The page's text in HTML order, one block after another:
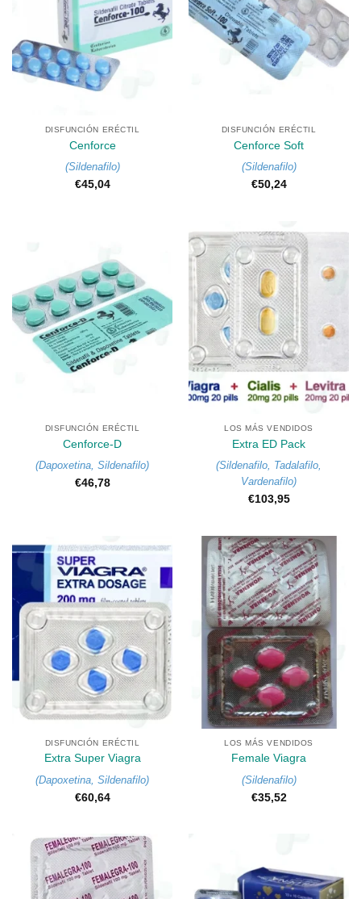
DISFUNCIÓN ERÉCTIL
Cenforce
(Sildenafilo)
€45,04
DISFUNCIÓN ERÉCTIL
Cenforce Soft
(Sildenafilo)
€50,24
DISFUNCIÓN ERÉCTIL
Cenforce-D
(Dapoxetina Sildenafilo)
€46,78
LOS MÁS VENDIDOS
Extra ED Pack
(Sildenafilo Tadalafilo
Vardenafilo)
€103,95
DISFUNCIÓN ERÉCTIL
Extra Super Viagra
(Dapoxetina Sildenafilo)
€60,64
LOS MÁS VENDIDOS
Female Viagra
(Sildenafilo)
€35,52